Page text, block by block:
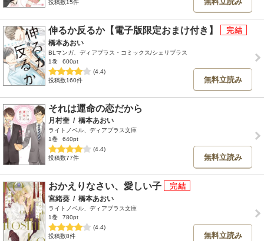
投稿数15件
伸るか反るか【電子版限定おまけ付き】
橋本あおい
BLマンガ、ディアプラス・コミックス/シェリプラス
1巻
600pt
(4.4)
投稿数160件
無料立読み
それは運命の恋だから
月村奎 / 橋本あおい
ライトノベル、ディアプラス文庫
1巻
640pt
(4.4)
投稿数77件
無料立読み
おかえりなさい、愛しい子
宮緒葵 / 橋本あおい
ライトノベル、ディアプラス文庫
1巻
780pt
(4.4)
投稿数8件
無料立読み